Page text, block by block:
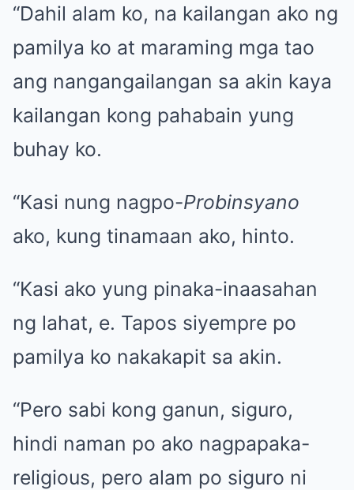
“Dahil alam ko, na kailangan ako ng
pamilya ko at maraming mga tao
ang nangangailangan sa akin kaya
kailangan kong pahabain yung
buhay ko.
“Kasi nung nagpo-Probinsyano
ako, kung tinamaan ako, hinto.
“Kasi ako yung pinaka-inaasahan
ng lahat, e. Tapos siyempre po
pamilya ko nakakapit sa akin.
“Pero sabi kong ganun, siguro,
hindi naman po ako nagpapaka-
religious, pero alam po siguro ni